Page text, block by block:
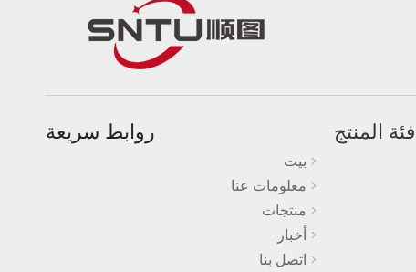
روابط سريعة
بيت
معلومات عنا
منتجات
أخبار
اتصل بنا
فئة المنتج